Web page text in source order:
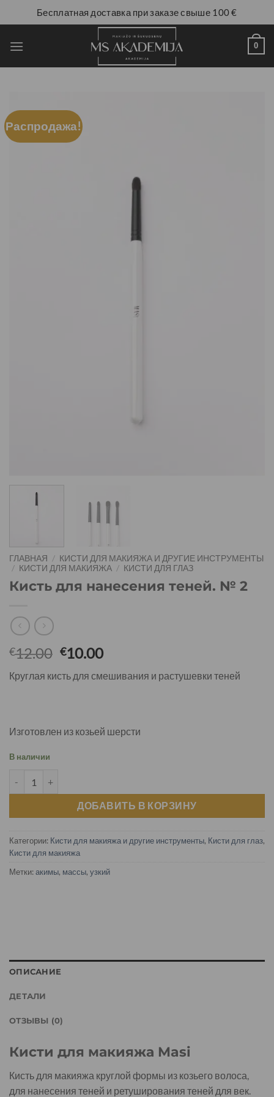
Бесплатная доставка при заказе свыше 100 €
0
Распродажа!
ГЛАВНАЯ / КИСТИ ДЛЯ МАКИЯЖА И ДРУГИЕ ИНСТРУМЕНТЫ
/ КИСТИ ДЛЯ МАКИЯЖА / КИСТИ ДЛЯ ГЛАЗ
Кисть для нанесения теней. № 2
€12.00 €10.00
Круглая кисть для смешивания и растушевки теней
Изготовлен из козьей шерсти
В наличии
ДОБАВИТЬ В КОРЗИНУ
Категории: Кисти для макияжа и другие инструменты, Кисти для глаз,
Кисти для макияжа
Метки:акимы, массы, узкий
ОПИСАНИЕ
ДЕТАЛИ
ОТЗЫВЫ (0)
Кисти для макияжа Masi
Кисть для макияжа круглой формы из козьего волоса,
для нанесения теней и ретуширования теней для век.